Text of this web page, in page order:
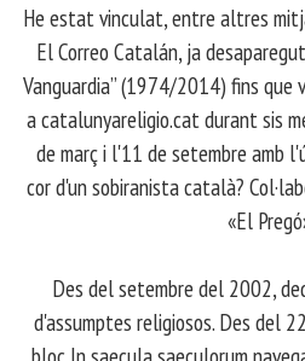
He estat vinculat, entre altres
El Correo Catalán, ja
Vanguardia” (1974/2014) fins que
a catalunyareligio.cat durant sis
de març i l'11 de setembre amb
cor d'un sobiranista català?
«El
Des del setembre del 2002,
d'assumptes religiosos. Des del